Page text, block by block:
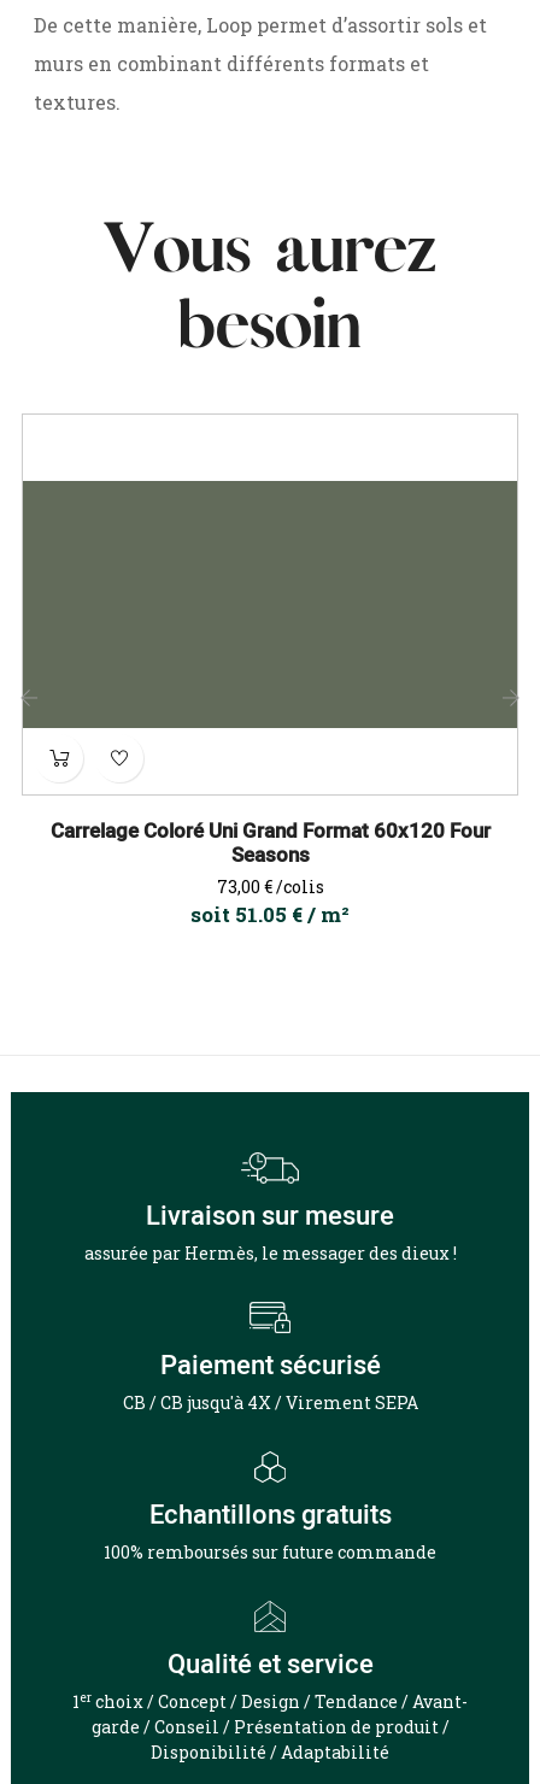
De cette manière, Loop permet d’assortir sols et
murs en combinant différents formats et
textures.
Vous aurez
besoin
Carrelage Coloré Uni Grand Format 60x120 Four
Seasons
Prix
73,00 €/colis
soit 51.05 € / m²
Livraison sur mesure
assurée par Hermès, le messager des dieux !
Paiement sécurisé
CB / CB jusqu'à 4X / Virement SEPA
Echantillons gratuits
100% remboursés sur future commande
Qualité et service
1er choix / Concept / Design / Tendance / Avant-
garde / Conseil / Présentation de produit /
Disponibilité / Adaptabilité